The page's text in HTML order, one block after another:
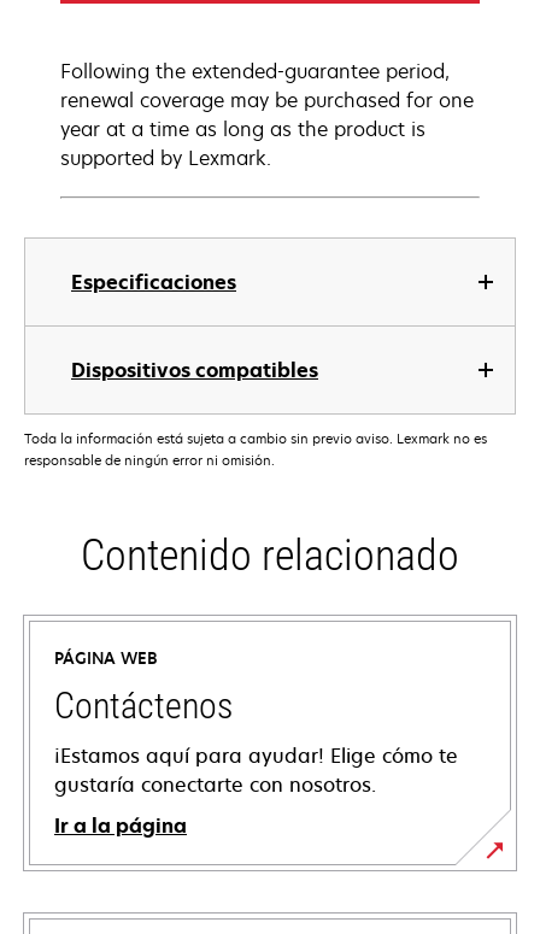
Especificaciones
Dispositivos compatibles
Following the extended-guarantee period,
renewal coverage may be purchased for one
year at a time as long as the product is
supported by Lexmark.
Toda la información está sujeta a cambio sin previo aviso. Lexmark no es
responsable de ningún error ni omisión.
Contenido relacionado
PÁGINA WEB
Contáctenos
¡Estamos aquí para ayudar! Elige cómo te
gustaría conectarte con nosotros.
Ir a la página